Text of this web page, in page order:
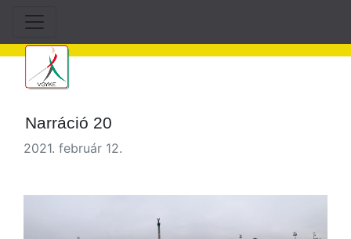
Narráció 20
2021. február 12.